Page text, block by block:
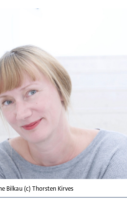
Bilkau (c) Thorsten Kirves